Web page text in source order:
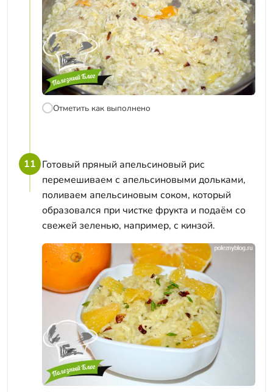
Отметить как выполнено
11 Готовый пряный апельсиновый рис
перемешиваем с апельсиновыми дольками,
поливаем апельсиновым соком, который
образовался при чистке фрукта и подаём со
свежей зеленью, например, с кинзой.